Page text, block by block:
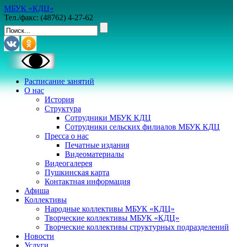
МБУК «КДЦ»
Тел./факс: (48762) 4-27-62
Расписание занятий
О нас
История
Структура
Сотрудники МБУК КДЦ
Сотрудники сельских филиалов МБУК КДЦ
Пресса о нас
Печатные издания
Видеоматериалы
Видеогалерея
Пушкинская карта
Контактная информация
Афиша
Коллективы
Народные коллективы МБУК «КДЦ»
Творческие коллективы МБУК «КДЦ»
Творческие коллективы структурных подразделений
Новости